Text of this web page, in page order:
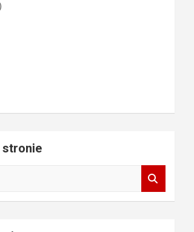
stronie